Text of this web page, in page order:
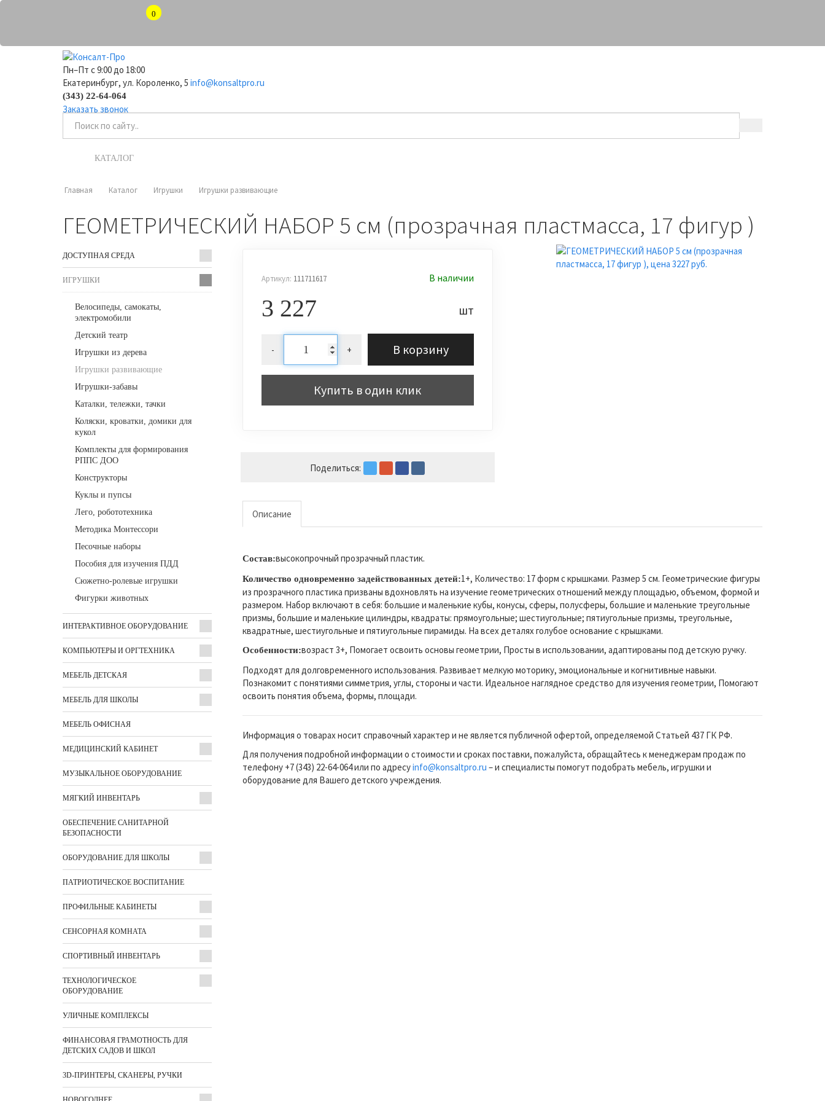
0
Пн–Пт с 9:00 до 18:00
Екатеринбург, ул. Короленко, 5 info@konsaltpro.ru
(343) 22-64-064
Заказать звонок
КАТАЛОГ
Главная Каталог Игрушки Игрушки развивающие
ГЕОМЕТРИЧЕСКИЙ НАБОР 5 см (прозрачная пластмасса, 17 фигур )
ДОСТУПНАЯ СРЕДА
ИГРУШКИ
Велосипеды, самокаты,
электромобили
Детский театр
Игрушки из дерева
Игрушки развивающие
Игрушки-забавы
Каталки, тележки, тачки
Коляски, кроватки, домики для
кукол
Комплекты для формирования
РППС ДОО
Конструкторы
Куклы и пупсы
Лего, робототехника
Методика Монтессори
Песочные наборы
Пособия для изучения ПДД
Сюжетно-ролевые игрушки
Фигурки животных
ИНТЕРАКТИВНОЕ ОБОРУДОВАНИЕ
КОМПЬЮТЕРЫ И ОРГТЕХНИКА
МЕБЕЛЬ ДЕТСКАЯ
МЕБЕЛЬ ДЛЯ ШКОЛЫ
МЕБЕЛЬ ОФИСНАЯ
МЕДИЦИНСКИЙ КАБИНЕТ
МУЗЫКАЛЬНОЕ ОБОРУДОВАНИЕ
МЯГКИЙ ИНВЕНТАРЬ
ОБЕСПЕЧЕНИЕ САНИТАРНОЙ
БЕЗОПАСНОСТИ
ОБОРУДОВАНИЕ ДЛЯ ШКОЛЫ
ПАТРИОТИЧЕСКОЕ ВОСПИТАНИЕ
ПРОФИЛЬНЫЕ КАБИНЕТЫ
СЕНСОРНАЯ КОМНАТА
СПОРТИВНЫЙ ИНВЕНТАРЬ
ТЕХНОЛОГИЧЕСКОЕ
ОБОРУДОВАНИЕ
УЛИЧНЫЕ КОМПЛЕКСЫ
ФИНАНСОВАЯ ГРАМОТНОСТЬ ДЛЯ
ДЕТСКИХ САДОВ И ШКОЛ
3D-ПРИНТЕРЫ, СКАНЕРЫ, РУЧКИ
Артикул: 111711617 В наличии
3 227 шт
- + В корзину
Купить в один клик
Поделиться:
Описание
Состав:высокопрочный прозрачный пластик.
Количество одновременно задействованных детей:1+, Количество: 17 форм с крышками. Размер 5 см. Геометрические фигуры
из прозрачного пластика призваны вдохновлять на изучение геометрических отношений между площадью, объемом, формой и
размером. Набор включают в себя: большие и маленькие кубы, конусы, сферы, полусферы, большие и маленькие треугольные
призмы, большие и маленькие цилиндры, квадраты: прямоугольные; шестиугольные; пятиугольные призмы, треугольные,
квадратные, шестиугольные и пятиугольные пирамиды. На всех деталях голубое основание с крышками.
Особенности:возраст 3+, Помогает освоить основы геометрии, Просты в использовании, адаптированы под детскую ручку.
Подходят для долговременного использования. Развивает мелкую моторику, эмоциональные и когнитивные навыки.
Познакомит с понятиями симметрия, углы, стороны и части. Идеальное наглядное средство для изучения геометрии, Помогают
освоить понятия объема, формы, площади.
Информация о товарах носит справочный характер и не является публичной офертой, определяемой Статьей 437 ГК РФ.
Для получения подробной информации о стоимости и сроках поставки, пожалуйста, обращайтесь к менеджерам продаж по
телефону +7 (343) 22-64-064 или по адресуinfo@konsaltpro.ru – и специалисты помогут подобрать мебель, игрушки и
оборудование для Вашего детского учреждения.